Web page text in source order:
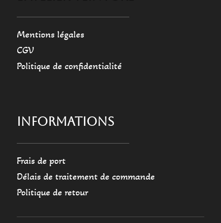
Mentions légales
CGV
Politique de confidentialité
INFORMATIONS
Frais de port
Délais de traitement de commande
Politique de retour